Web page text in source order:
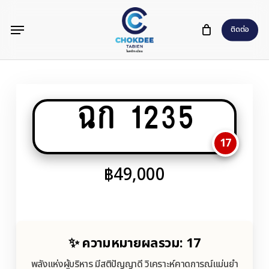
content
ติดต่อ
Menu
ฉก 1235
17
฿49,000
✨ ความหมายผลรวม: 17
พลังแห่งผู้บริหาร มีสติปัญญาดี วิเคราะห์คาดการณ์แม่นยำ